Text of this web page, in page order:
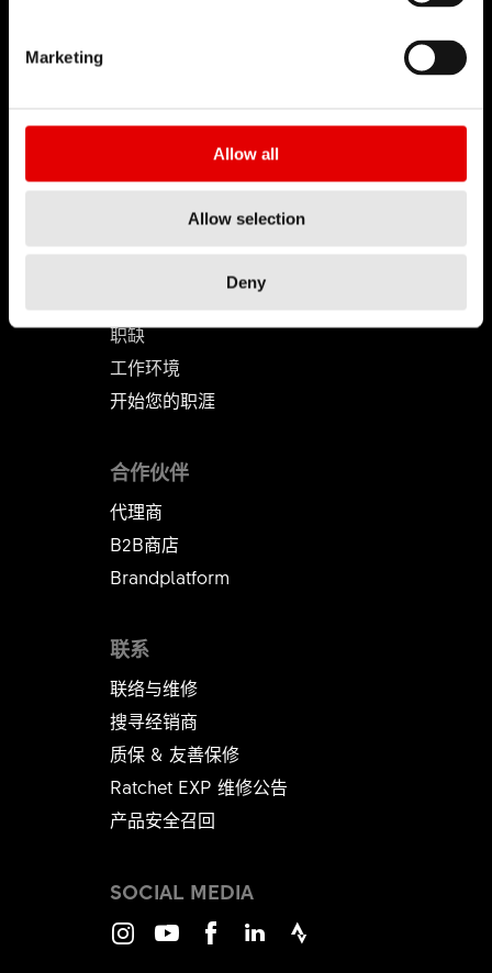
Marketing
Allow all
Allow selection
Deny
使命
DT Swiss 全球
反仿冒声明
职涯
职缺
工作环境
开始您的职涯
联系
联络与维修
搜寻经销商
质保 & 友善保修
Ratchet EXP 维修公告​​​​​​​
产品安全召回
合作伙伴
代理商
B2B商店
Brandplatform
SOCIAL MEDIA